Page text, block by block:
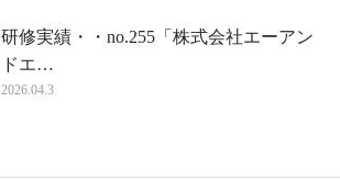
研修実績・・no.255「株式会社エーアン
ドエ…
2026.04.3